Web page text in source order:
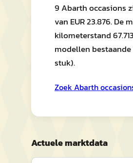
9 Abarth occasions
van EUR 23.876.
kilometerstand
modellen bestaande
stuk).
Zoek Abarth
Actuele marktdata